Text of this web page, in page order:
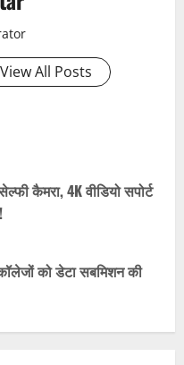
View All Posts
कैमरा, 4K वीडियो सपोर्ट
को डेटा सबमिशन की